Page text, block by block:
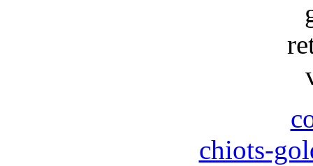
chiots-